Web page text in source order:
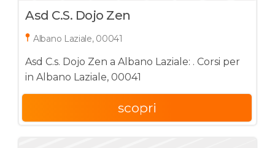
Asd C.s. Dojo Zen
Albano Laziale, 00041
Asd C.s. Dojo Zen a Albano Laziale: . Corsi per
in Albano Laziale, 00041
scopri